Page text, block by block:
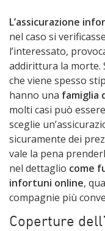
L’assicurazione
nel caso si
l’interessato,
addirittura la morte.
che viene spesso
hanno una famiglia
molti casi può
sceglie
sicuramente dei
vale la pena
nel dettaglio come
infortuni online,
compagnie più
Coperture